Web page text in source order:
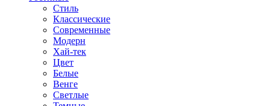
Стиль
Классические
Современные
Модерн
Хай-тек
Цвет
Белые
Венге
Светлые